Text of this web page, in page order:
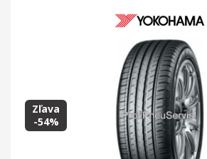
Zľava
-54%